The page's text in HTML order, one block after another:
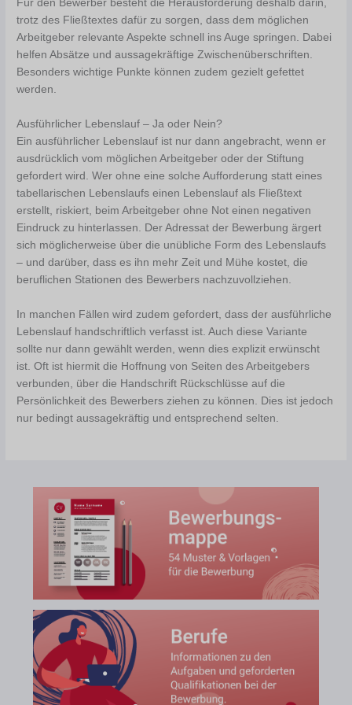
Für den Bewerber besteht die Herausforderung deshalb darin,
trotz des Fließtextes dafür zu sorgen, dass dem möglichen
Arbeitgeber relevante Aspekte schnell ins Auge springen. Dabei
helfen Absätze und aussagekräftige Zwischenüberschriften.
Besonders wichtige Punkte können zudem gezielt gefettet
werden.
Ausführlicher Lebenslauf – Ja oder Nein?
Ein ausführlicher Lebenslauf ist nur dann angebracht, wenn er
ausdrücklich vom möglichen Arbeitgeber oder der Stiftung
gefordert wird. Wer ohne eine solche Aufforderung statt eines
tabellarischen Lebenslaufs einen Lebenslauf als Fließtext
erstellt, riskiert, beim Arbeitgeber ohne Not einen negativen
Eindruck zu hinterlassen. Der Adressat der Bewerbung ärgert
sich möglicherweise über die unübliche Form des Lebenslaufs
– und darüber, dass es ihn mehr Zeit und Mühe kostet, die
beruflichen Stationen des Bewerbers nachzuvollziehen.
In manchen Fällen wird zudem gefordert, dass der ausführliche
Lebenslauf handschriftlich verfasst ist. Auch diese Variante
sollte nur dann gewählt werden, wenn dies explizit erwünscht
ist. Oft ist hiermit die Hoffnung von Seiten des Arbeitgebers
verbunden, über die Handschrift Rückschlüsse auf die
Persönlichkeit des Bewerbers ziehen zu können. Dies ist jedoch
nur bedingt aussagekräftig und entsprechend selten.